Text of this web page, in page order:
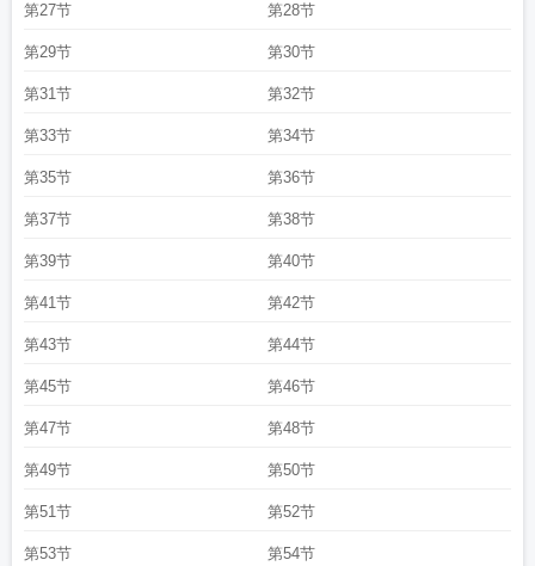
第27节 第28节
第29节 第30节
第31节 第32节
第33节 第34节
第35节 第36节
第37节 第38节
第39节 第40节
第41节 第42节
第43节 第44节
第45节 第46节
第47节 第48节
第49节 第50节
第51节 第52节
第53节 第54节